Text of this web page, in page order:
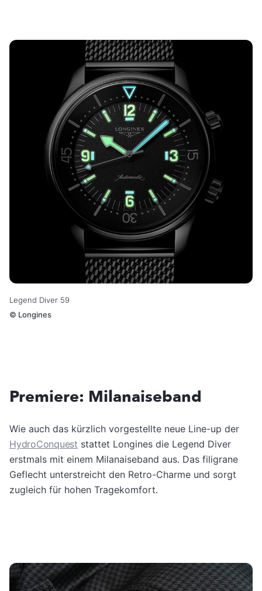
Legend Diver 59
© Longines
Premiere: Milanaiseband
Wie auch das kürzlich vorgestellte neue Line-up der
HydroConquest stattet Longines die Legend Diver
erstmals mit einem Milanaiseband aus. Das filigrane
Geflecht unterstreicht den Retro-Charme und sorgt
zugleich für hohen Tragekomfort.